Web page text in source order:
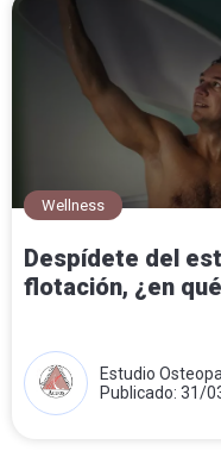
Wellness
Despídete del
flotación, ¿en
Estudio
Publicado: 31/